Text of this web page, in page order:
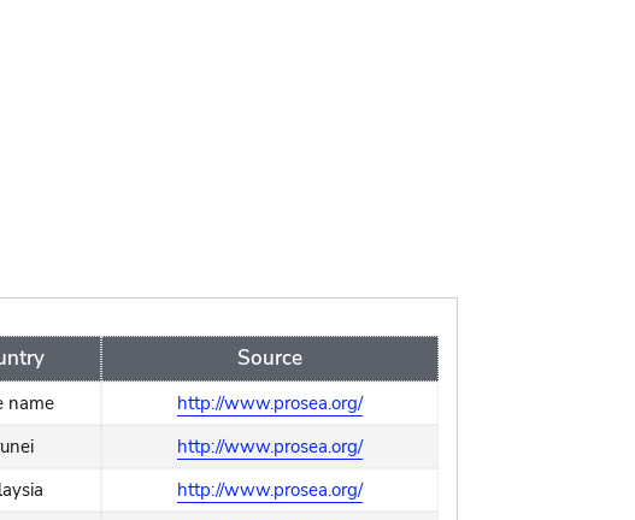
Source
name
http://www.prosea.org/
http://www.prosea.org/
http://www.prosea.org/